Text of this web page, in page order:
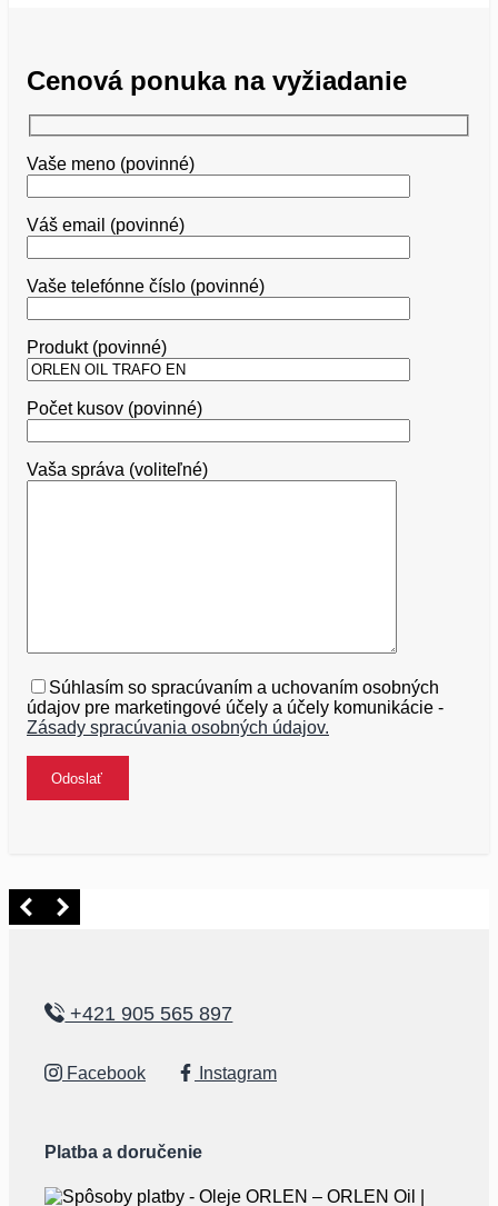
Cenová ponuka na vyžiadanie
Vaše meno (povinné)
Váš email (povinné)
Vaše telefónne číslo (povinné)
Produkt (povinné)
Počet kusov (povinné)
Vaša správa (voliteľné)
Súhlasím so spracúvaním a uchovaním osobných
údajov pre marketingové účely a účely komunikácie -
Zásady spracúvania osobných údajov.
+421 905 565 897
Facebook Instagram
Platba a doručenie